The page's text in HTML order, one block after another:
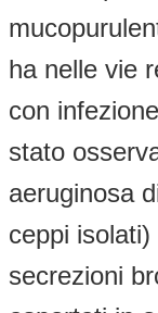
ha nelle vie
con
stato
aeruginosa
ceppi
secrezioni